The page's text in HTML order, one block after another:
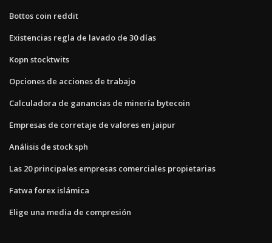
Bottos coin reddit
Existencias regla de lavado de 30 días
Kopn stocktwits
Opciones de acciones de trabajo
Calculadora de ganancias de minería bytecoin
Empresas de corretaje de valores en jaipur
Análisis de stock sph
Las 20 principales empresas comerciales propietarias
Fatwa forex islámica
Elige una media de compresión